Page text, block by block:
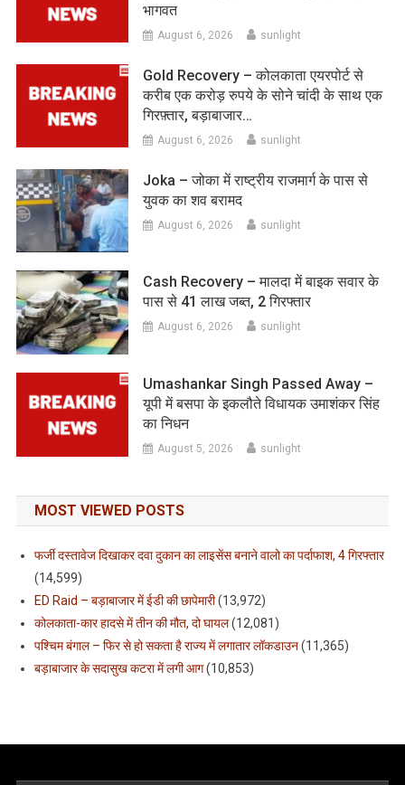
भागवत
August 6, 2026 sunlight
Gold Recovery – कोलकाता एयरपोर्ट से
करीब एक करोड़ रुपये के सोने चांदी के साथ एक
गिरफ़्तार, बड़ाबाजार…
August 6, 2026 sunlight
Joka – जोका में राष्ट्रीय राजमार्ग के पास से
युवक का शव बरामद
August 6, 2026 sunlight
Cash Recovery – मालदा में बाइक सवार के
पास से 41 लाख जब्त, 2 गिरफ्तार
August 6, 2026 sunlight
Umashankar Singh Passed Away –
यूपी में बसपा के इकलौते विधायक उमाशंकर सिंह
का निधन
August 5, 2026 sunlight
MOST VIEWED POSTS
फर्जी दस्तावेज दिखाकर दवा दुकान का लाइसेंस बनाने वालो का पर्दाफाश, 4 गिरफ्तार
(14,599)
ED Raid – बड़ाबाजार में ईडी की छापेमारी(13,972)
कोलकाता-कार हादसे में तीन की मौत, दो घायल(12,081)
पश्चिम बंगाल – फिर से हो सकता है राज्य में लगातार लॉकडाउन(11,365)
बड़ाबाजार के सदासुख कटरा में लगी आग(10,853)